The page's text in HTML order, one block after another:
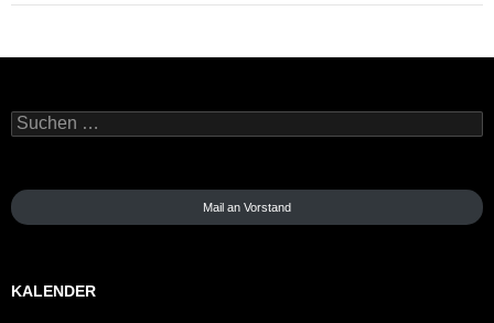
Suchen
nach:
Mail an Vorstand
KALENDER